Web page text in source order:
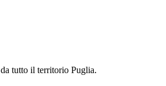
da tutto il territorio Puglia.